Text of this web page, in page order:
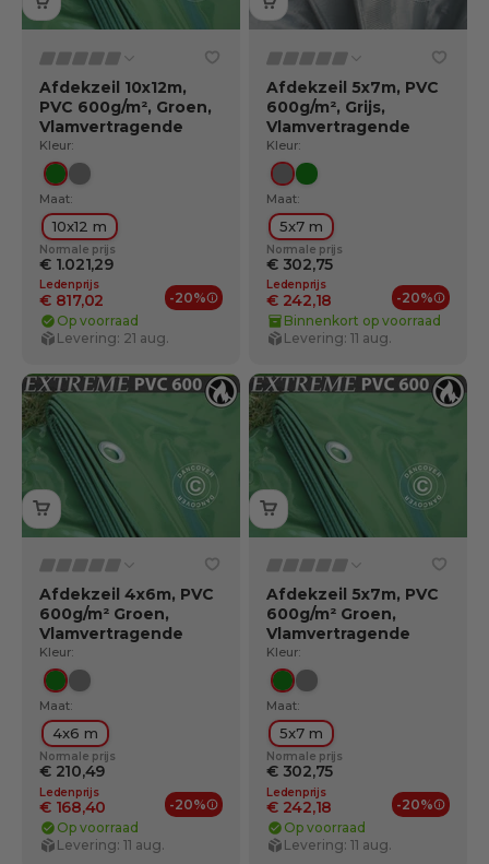
Afdekzeil 10x12m,
PVC 600g/m², Groen,
Vlamvertragende
Kleur:
Groente
Grijs
Maat:
10x12 m
Normale prijs
€ 1.021,29
Ledenprijs
€ 817,02 -20%
Ledenvoordelen
Op voorraad
Levering: 21 aug.
Afdekzeil 5x7m, PVC
600g/m², Grijs,
Vlamvertragende
Kleur:
GrijsGroente
Maat:
5x7 m
Normale prijs
€ 302,75
Ledenprijs
€ 242,18 -20%
Binnenkort op voorraad
Levering: 11 aug.
Afdekzeil 4x6m, PVC
600g/m² Groen,
Vlamvertragende
Kleur:
Groente
Grijs
Maat:
4x6 m
Normale prijs
€ 210,49
Ledenprijs
€ 168,40 -20%
Ledenvoordelen
Op voorraad
Levering: 11 aug.
Afdekzeil 5x7m, PVC
600g/m² Groen,
Vlamvertragende
Kleur:
Groente
Grijs
Maat:
5x7 m
Normale prijs
€ 302,75
Ledenprijs
€ 242,18 -20%
Op voorraad
Levering: 11 aug.